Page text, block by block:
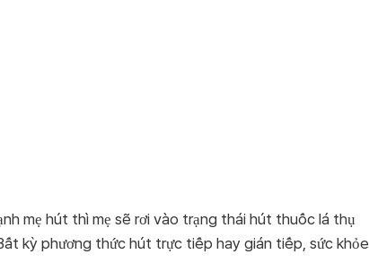
mẹ hút thì mẹ sẽ rơi vào trạng thái hút thuốc lá thụ
kỳ phương thức hút trực tiếp hay gián tiếp, sức khỏe